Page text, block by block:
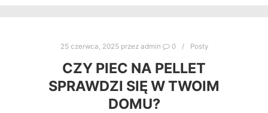
25 czerwca, 2025 przez admin 0 Posty
CZY PIEC NA PELLET
SPRAWDZI SIĘ W TWOIM
DOMU?